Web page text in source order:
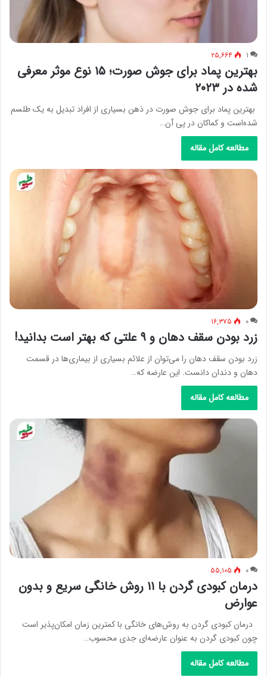
۱ ۲۵,۶۶۴
بهترین پماد برای جوش صورت؛ ۱۵ نوع موثر معرفی
شده در ۲۰۲۳
بهترین پماد برای جوش صورت در ذهن بسیاری از افراد تبدیل به یک طلسم
شده‌است و کماکان در پی آن…
مطالعه کامل مقاله
۰ ۱۶,۳۷۵
زرد بودن سقف دهان و ۹ علتی که بهتر است بدانید!
زرد بودن سقف دهان را می‌توان از علائم بسیاری از بیماری‌ها در قسمت
دهان و دندان دانست. این عارضه که…
مطالعه کامل مقاله
۰ ۵۵,۱۰۵
درمان کبودی گردن با ۱۱ روش خانگی سریع و بدون
عوارض
درمان کبودی گردن به روش‌های خانگی با کمترین زمان امکان‌پذیر است
چون کبودی گردن به عنوان عارضه‌ای جدی محسوب…
مطالعه کامل مقاله